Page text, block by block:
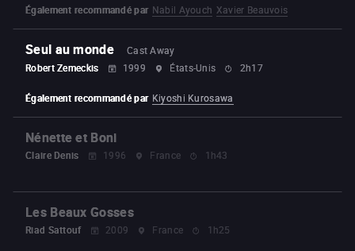
Également recommandé par Nabil Ayouch Xavier Beauvois
Seul au monde
Cast Away
Robert Zemeckis
1999 États-Unis 2h17
Également recommandé par Kiyoshi Kurosawa
Nénette et Boni
Claire Denis 1996 France 1h43
Les Beaux Gosses
Riad Sattouf 2009 France 1h25